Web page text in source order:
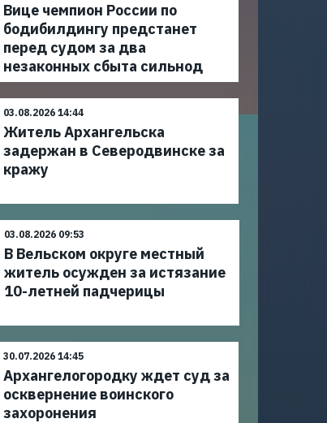
Вице чемпион России по
бодибилдингу предстанет
перед судом за два
незаконных сбыта сильнод
03.08.2026 14:44
Житель Архангельска
задержан в Северодвинске за
кражу
03.08.2026 09:53
В Вельском округе местный
житель осужден за истязание
10-летней падчерицы
30.07.2026 14:45
Архангелогородку ждет суд за
осквернение воинского
захоронения